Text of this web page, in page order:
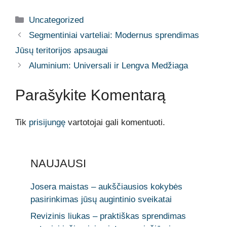
Kategorijos
Uncategorized
Segmentiniai varteliai: Modernus sprendimas
Jūsų teritorijos apsaugai
Aluminium: Universali ir Lengva Medžiaga
Parašykite Komentarą
Tik prisijungę vartotojai gali komentuoti.
NAUJAUSI
Josera maistas – aukščiausios kokybės
pasirinkimas jūsų augintinio sveikatai
Revizinis liukas – praktiškas sprendimas